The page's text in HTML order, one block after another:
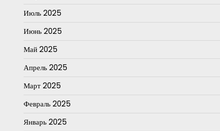
Июль 2025
Июнь 2025
Май 2025
Апрель 2025
Март 2025
Февраль 2025
Январь 2025